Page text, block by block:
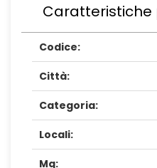
Caratteristiche
Codice:
Città:
Categoria:
Locali:
Mq: